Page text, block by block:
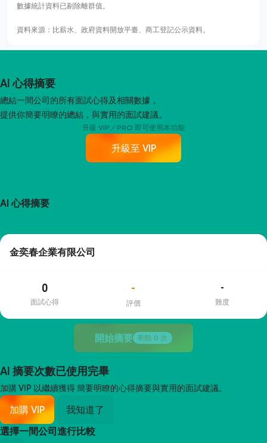
數據統計資料已剔除離群值。
資料來源：比薪水、政府資料開放平臺、商工登記公示資料。
AI 心得摘要
總結一間公司的所有面試心得及相關數據，
提供你簡要明瞭的總結，與實用的面試建議。
升級 VIP／PRO 即可使用本功能
升級至 VIP
AI 心得摘要
金奕春企業有限公司
0
面試心得
-
評價
-
難度
開始摘要 剩餘 0 次
AI 摘要次數已使用完畢
加購 VIP 以繼續獲得簡要明瞭的心得摘要與實用的面試建議。
加購 VIP
我知道了
選擇一間公司進行比較